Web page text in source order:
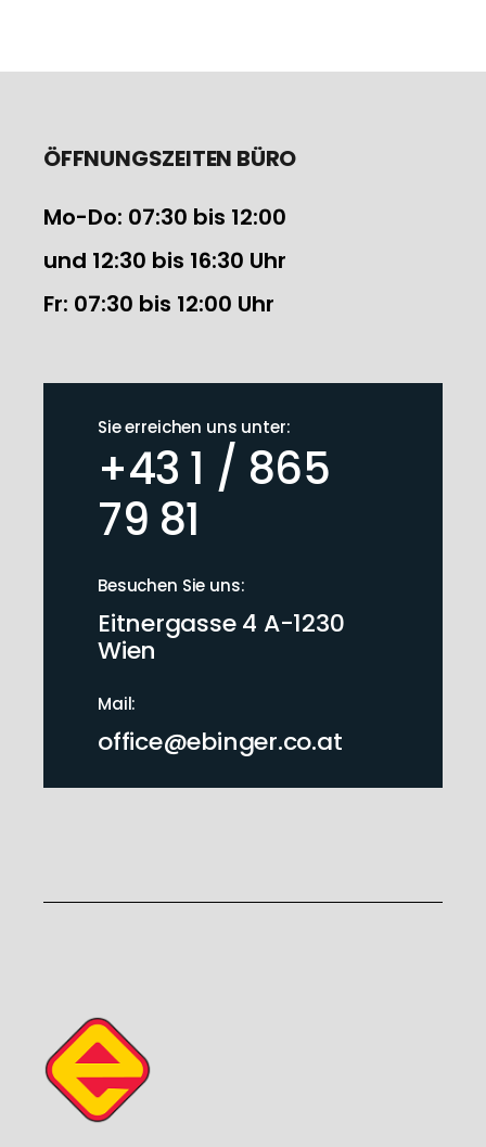
ÖFFNUNGSZEITEN BÜRO
Mo-Do: 07:30 bis 12:00
und 12:30 bis 16:30 Uhr
Fr: 07:30 bis 12:00 Uhr
Sie erreichen uns unter:
+43 1 / 865
79 81
Besuchen Sie uns:
Eitnergasse 4 A-1230
Wien
Mail:
office@ebinger.co.at